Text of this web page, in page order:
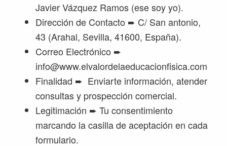
Javier Vázquez Ramos (ese soy yo).
Dirección de Contacto ➨ C/ San antonio,
43 (Arahal, Sevilla, 41600, España).
Correo Electrónico ➨
info@www.elvalordelaeducacionfisica.com
Finalidad ➨ Enviarte información, atender
consultas y prospección comercial.
Legitimación ➨ Tu consentimiento
marcando la casilla de aceptación en cada
formulario.